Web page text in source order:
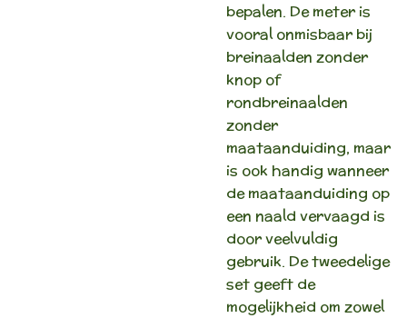
bepalen. De meter is
vooral onmisbaar bij
breinaalden zonder
knop of
rondbreinaalden
zonder
maataanduiding, maar
is ook handig wanneer
de maataanduiding op
een naald vervaagd is
door veelvuldig
gebruik. De tweedelige
set geeft de
mogelijkheid om zowel